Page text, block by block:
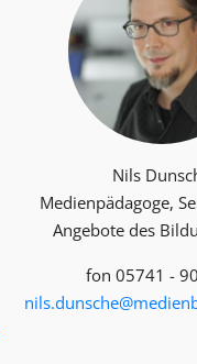
Nils
Medienpädagoge,
Angebote des
fon 05741 -